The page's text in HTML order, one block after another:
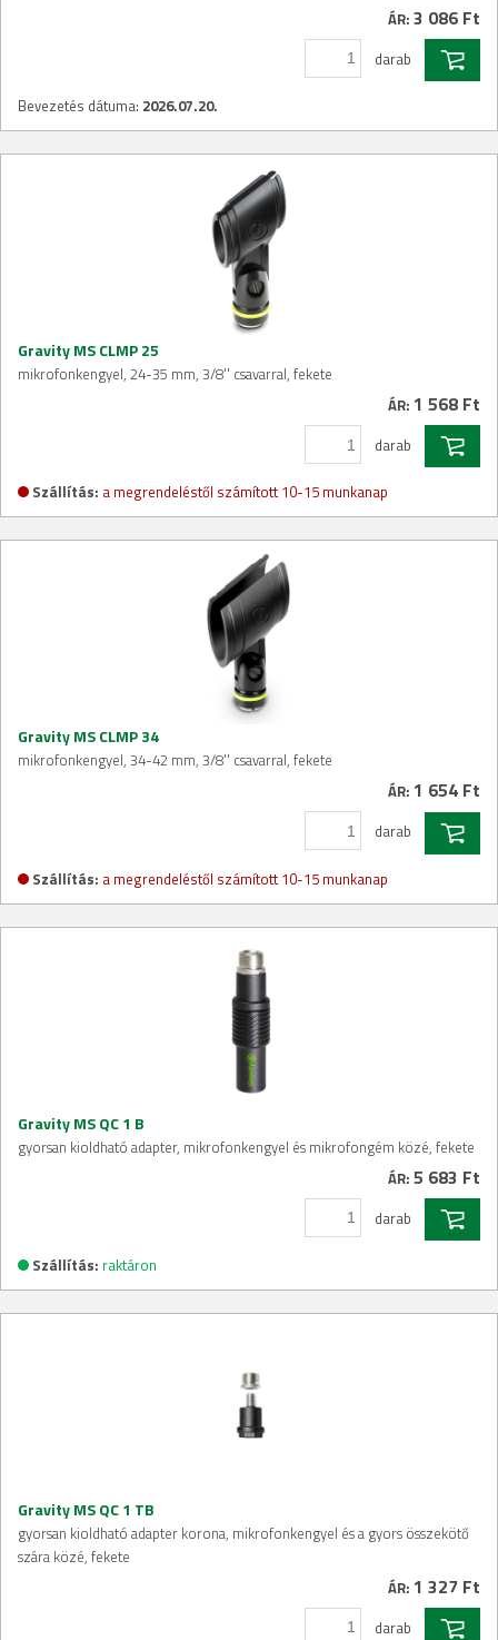
ÁR: 3 086 Ft
darab
Bevezetés dátuma: 2026.07.20.
Gravity MS CLMP 25
mikrofonkengyel, 24-35 mm, 3/8'' csavarral, fekete
ÁR: 1 568 Ft
darab
Szállítás: a megrendeléstől számított 10-15 munkanap
Gravity MS CLMP 34
mikrofonkengyel, 34-42 mm, 3/8'' csavarral, fekete
ÁR: 1 654 Ft
darab
Szállítás: a megrendeléstől számított 10-15 munkanap
Gravity MS QC 1 B
gyorsan kioldható adapter, mikrofonkengyel és mikrofongém közé, fekete
ÁR: 5 683 Ft
darab
Szállítás: raktáron
Gravity MS QC 1 TB
gyorsan kioldható adapter korona, mikrofonkengyel és a gyors összekötő
szára közé, fekete
ÁR: 1 327 Ft
darab